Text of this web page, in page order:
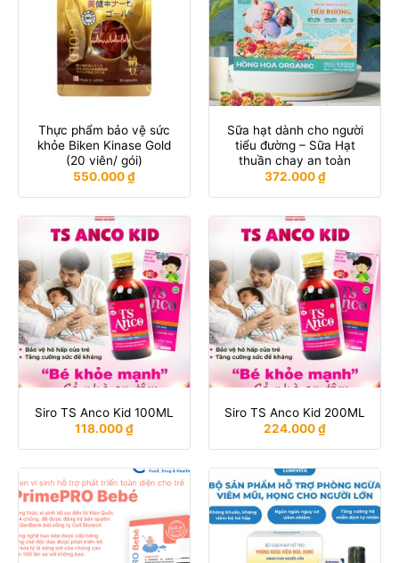
Thực phẩm bảo vệ sức
khỏe Biken Kinase Gold
(20 viên/ gói)
550.000₫
Sữa hạt dành cho người
tiểu đường – Sữa Hạt
thuần chay an toàn
372.000₫
Siro TS Anco Kid 100ML
118.000₫
Siro TS Anco Kid 200ML
224.000₫